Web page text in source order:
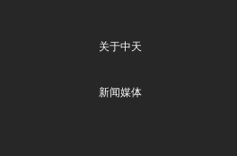
关于中天
新闻媒体